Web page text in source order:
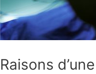
Raisons